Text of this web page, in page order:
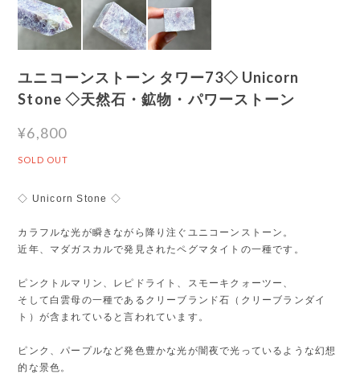
ユニコーンストーン タワー73◇ Unicorn
Stone ◇天然石・鉱物・パワーストーン
¥6,800
SOLD OUT
◇ Unicorn Stone ◇
カラフルな光が瞬きながら降り注ぐユニコーンストーン。
近年、マダガスカルで発見されたペグマタイトの一種です。
ピンクトルマリン、レピドライト、スモーキクォーツー、
そして白雲母の一種であるクリーブランド石（クリーブランダイ
ト）が含まれていると言われています。
ピンク、パープルなど発色豊かな光が闇夜で光っているような幻想
的な景色。